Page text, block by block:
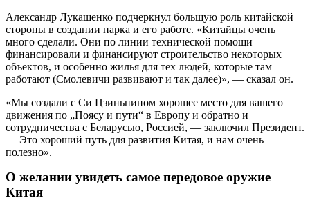
Александр Лукашенко подчеркнул большую роль китайской
стороны в создании парка и его работе. «Китайцы очень
много сделали. Они по линии технической помощи
финансировали и финансируют строительство некоторых
объектов, и особенно жилья для тех людей, которые там
работают (Смолевичи развивают и так далее)», — сказал он.
«Мы создали с Си Цзиньпином хорошее место для вашего
движения по „Поясу и пути“ в Европу и обратно и
сотрудничества с Беларусью, Россией, — заключил Президент.
— Это хороший путь для развития Китая, и нам очень
полезно».
О желании увидеть самое передовое оружие
Китая